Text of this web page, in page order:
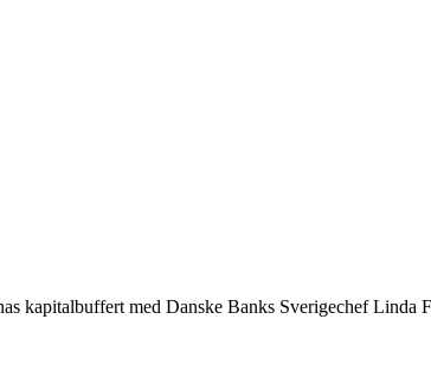
kapitalbuffert med Danske Banks Sverigechef Linda